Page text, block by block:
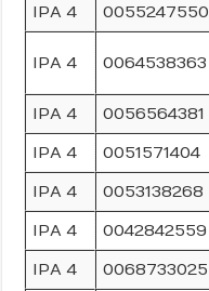
IPA 4
0055247550
IPA 4 0064538363
IPA 4
0056564381
IPA 4
0051571404
IPA 4
0053138268
IPA 4
0042842559
IPA 4
0068733025